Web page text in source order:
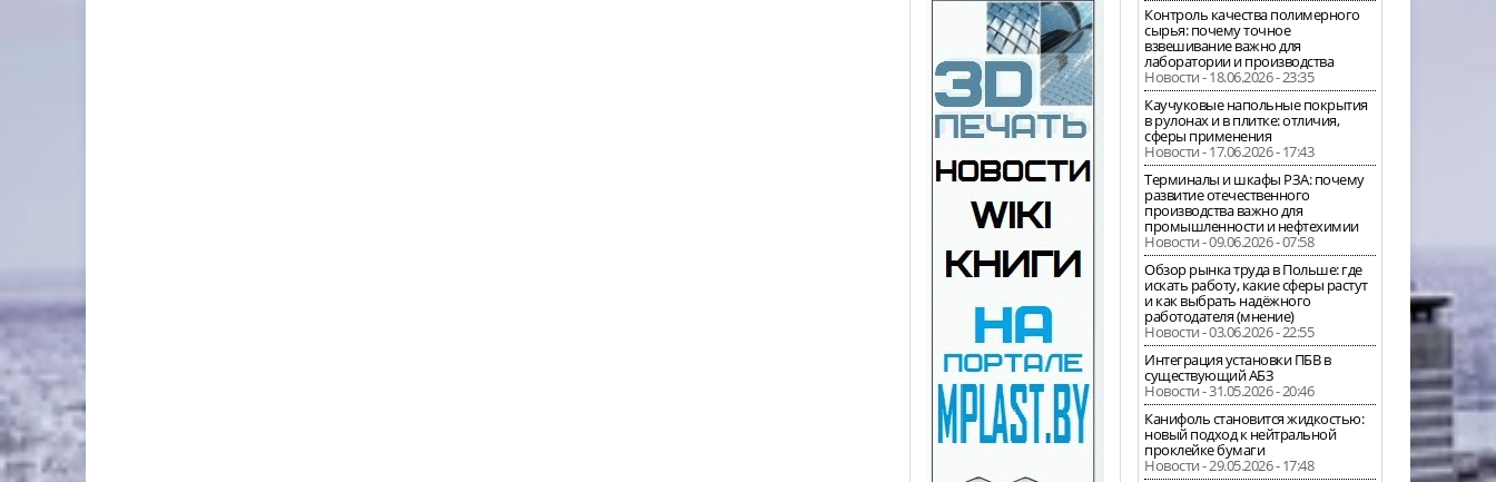
Контроль качества полимерного
сырья: почему точное
взвешивание важно для
лаборатории и производства
Новости - 18.06.2026 - 23:35
Каучуковые напольные покрытия
в рулонах и в плитке: отличия,
сферы применения
Новости - 17.06.2026 - 17:43
Терминалы и шкафы РЗА: почему
развитие отечественного
производства важно для
промышленности и нефтехимии
Новости - 09.06.2026 - 07:58
Обзор рынка труда в Польше: где
искать работу, какие сферы растут
и как выбрать надёжного
работодателя (мнение)
Новости - 03.06.2026 - 22:55
Интеграция установки ПБВ в
существующий АБЗ
Новости - 31.05.2026 - 20:46
Канифоль становится жидкостью:
новый подход к нейтральной
проклейке бумаги
Новости - 29.05.2026 - 17:48